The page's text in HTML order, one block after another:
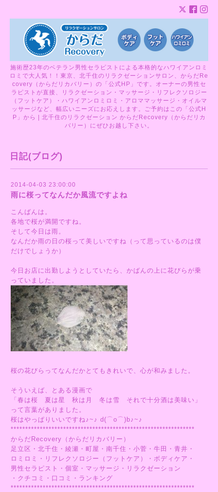
施術歴23年のベテラン男性セラピストによる本格的なハワイアンロミ
ロミで大人気！！東京、北千住のリラクゼーションサロン、からだRe
covery（からだリカバリー）の「公式HP」です。オーナーの男性セ
ラピストが直接、リラクゼーション・マッサージ・リフレクソロジー
（フットケア）・ハワイアンロミロミ・アロママッサージ・オイルマ
ッサージなど、幅広いニーズにお応えします。ご予約はこの「公式H
P」から | 北千住のリラクゼーション からだRecovery（からだリカ
バリー）にぜひお越し下さい。
日記(ブログ)
2014-04-03 23:00:00
雨に桜ってなんだか風流ですよね
こんばんは。
各地で桜が満開ですね。
そして今日は雨。
なんだか雨の日の桜って美しいですね（って思っているのは僕
だけでしょうか）
今日お店に出勤しようとしていたら、かばんの上に花びらが乗
っていました。
桜の花びらってなんだかとてもきれいで、心が和みました。
そういえば、とある漫画で
「春は桜 夏は星 秋は月 冬は雪 それで十分酒は美味い」
って言葉がありました。
桜はやっぱりいいですね♪~♪ d(⌒o⌒)b♪~♪
***************************************************************
からだRecovery（からだリカバリー）
足立区・北千住・綾瀬・町屋・南千住・小菅・牛田・青井・
ロミロミ・リフレクソロジー（フットケア）・ボディケア・
男性セラピスト・個室・マッサージ・リラクゼーション
・クチコミ・口コミ・ランキング
***************************************************************